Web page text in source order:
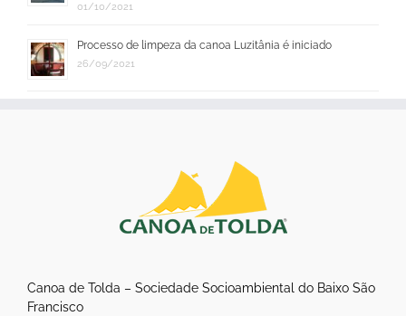
01/10/2021
Processo de limpeza da canoa Luzitânia é iniciado
26/09/2021
Canoa de Tolda – Sociedade Socioambiental do Baixo São
Francisco